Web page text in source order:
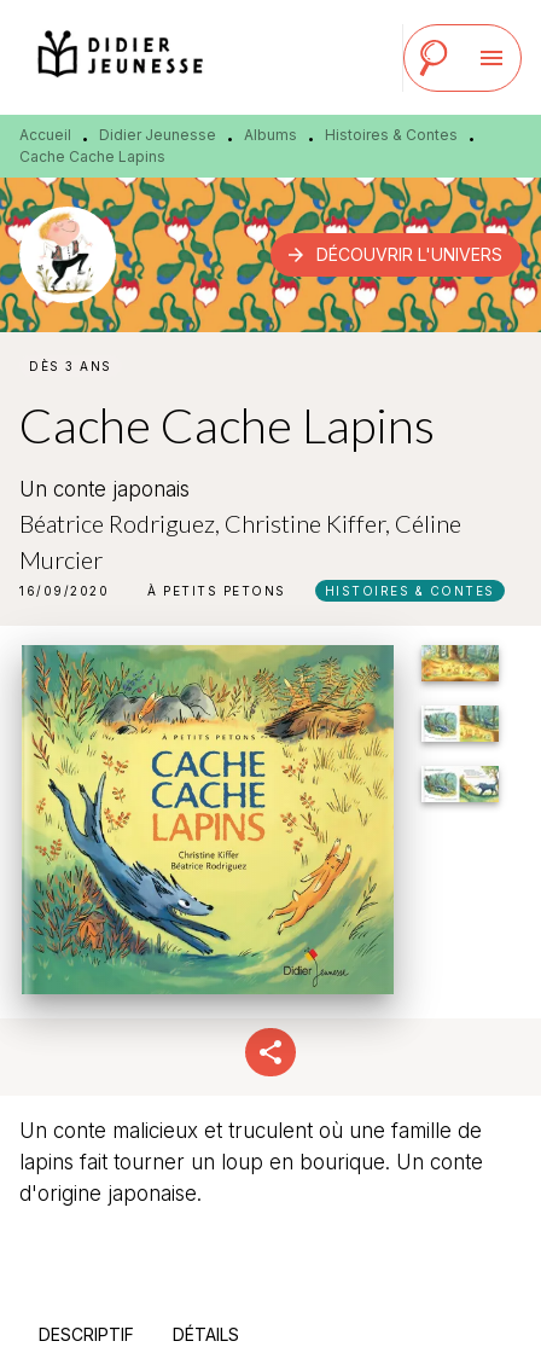
MENU RECHERCHE
PIED DE PAGE
menu
Accueil • Didier Jeunesse • Albums • Histoires & Contes
•
Cache Cache Lapins
arrow_forward DÉCOUVRIR L'UNIVERS
DÈS 3 ANS
Cache Cache Lapins
Un conte japonais
Béatrice Rodriguez Christine Kiffer, Céline
Murcier
16/09/2020 À PETITS PETONS HISTOIRES & CONTES
Un conte malicieux et truculent où une famille de
lapins fait tourner un loup en bourique. Un conte
d'origine japonaise.
DESCRIPTIF DÉTAILS